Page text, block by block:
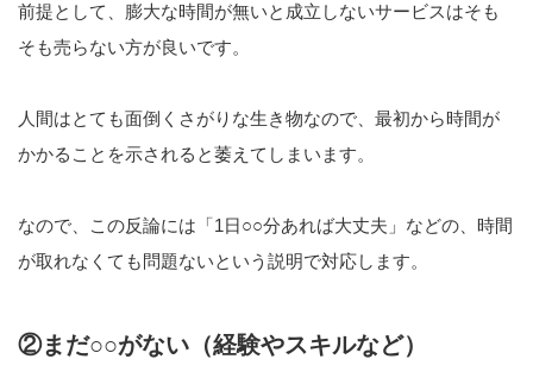
前提として、膨大な時間が無いと成立しないサービスはそも
そも売らない方が良いです。
人間はとても面倒くさがりな生き物なので、最初から時間が
かかることを示されると萎えてしまいます。
なので、この反論には「1日○○分あれば大丈夫」などの、時間
が取れなくても問題ないという説明で対応します。
②まだ○○がない（経験やスキルなど）